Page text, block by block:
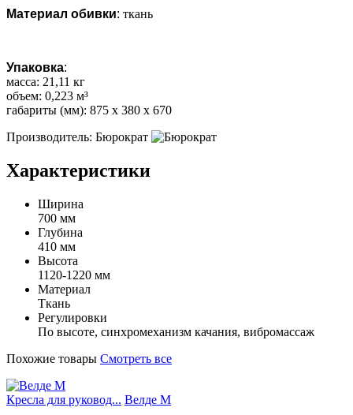
Материал обивки: ткань
Упаковка:
масса: 21,11 кг
объем: 0,223 м³
габариты (мм): 875 x 380 x 670
Производитель: Бюрократ
Характеристики
Ширина
700 мм
Глубина
410 мм
Высота
1120-1220 мм
Материал
Ткань
Регулировки
По высоте, синхромеханизм качания, вибромассаж
Похожие товары Смотреть все
Кресла для руковод... Велде М